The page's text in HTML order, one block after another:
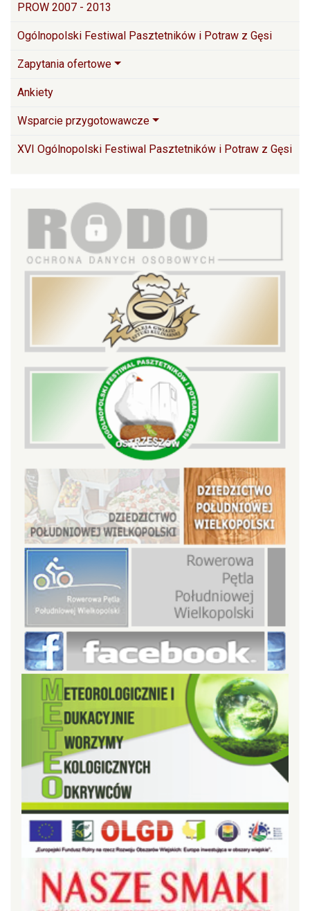
PROW 2007 - 2013
Ogólnopolski Festiwal Pasztetników i Potraw z Gęsi
Zapytania ofertowe
Ankiety
Wsparcie przygotowawcze
XVI Ogólnopolski Festiwal Pasztetników i Potraw z Gęsi